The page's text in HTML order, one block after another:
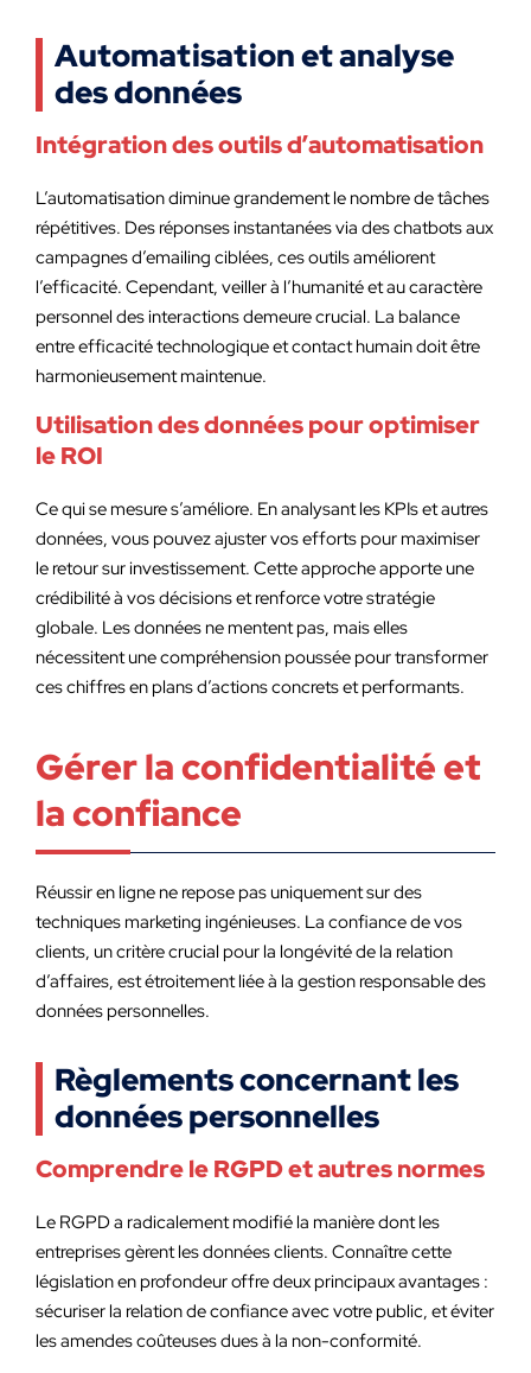
Automatisation et analyse
des données
Intégration des outils d’automatisation
L’automatisation diminue grandement le nombre de tâches
répétitives. Des réponses instantanées via des chatbots aux
campagnes d’emailing ciblées, ces outils améliorent
l’efficacité. Cependant, veiller à l’humanité et au caractère
personnel des interactions demeure crucial. La balance
entre efficacité technologique et contact humain doit être
harmonieusement maintenue.
Utilisation des données pour optimiser
le ROI
Ce qui se mesure s’améliore. En analysant les KPIs et autres
données, vous pouvez ajuster vos efforts pour maximiser
le retour sur investissement. Cette approche apporte une
crédibilité à vos décisions et renforce votre stratégie
globale. Les données ne mentent pas, mais elles
nécessitent une compréhension poussée pour transformer
ces chiffres en plans d’actions concrets et performants.
Gérer la confidentialité et
la confiance
Réussir en ligne ne repose pas uniquement sur des
techniques marketing ingénieuses. La confiance de vos
clients, un critère crucial pour la longévité de la relation
d’affaires, est étroitement liée à la gestion responsable des
données personnelles.
Règlements concernant les
données personnelles
Comprendre le RGPD et autres normes
Le RGPD a radicalement modifié la manière dont les
entreprises gèrent les données clients. Connaître cette
législation en profondeur offre deux principaux avantages :
sécuriser la relation de confiance avec votre public, et éviter
les amendes coûteuses dues à la non-conformité.